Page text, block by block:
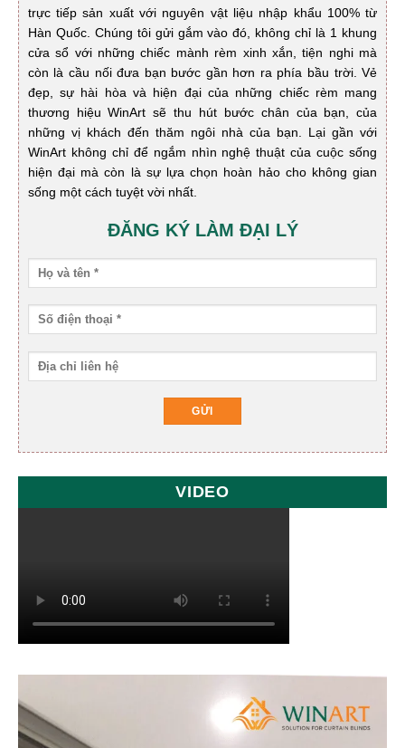
trực tiếp sản xuất với nguyên vật liệu nhập khẩu 100% từ
Hàn Quốc. Chúng tôi gửi gắm vào đó, không chỉ là 1 khung
cửa sổ với những chiếc mành rèm xinh xắn, tiện nghi mà
còn là cầu nối đưa bạn bước gần hơn ra phía bầu trời. Vẻ
đẹp, sự hài hòa và hiện đại của những chiếc rèm mang
thương hiệu WinArt sẽ thu hút bước chân của bạn, của
những vị khách đến thăm ngôi nhà của bạn. Lại gần với
WinArt không chỉ để ngắm nhìn nghệ thuật của cuộc sống
hiện đại mà còn là sự lựa chọn hoàn hảo cho không gian
sống một cách tuyệt vời nhất.
ĐĂNG KÝ LÀM ĐẠI LÝ
VIDEO